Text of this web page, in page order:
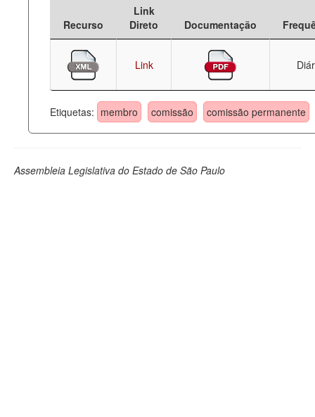
Deputados Estaduais
Administração
Legislação
Perguntas frequentes
Recurso
Link
Direto
Documentação
Link
Etiquetas: membro comissão comissão permanente
Assembleia Legislativa do Estado de São Paulo